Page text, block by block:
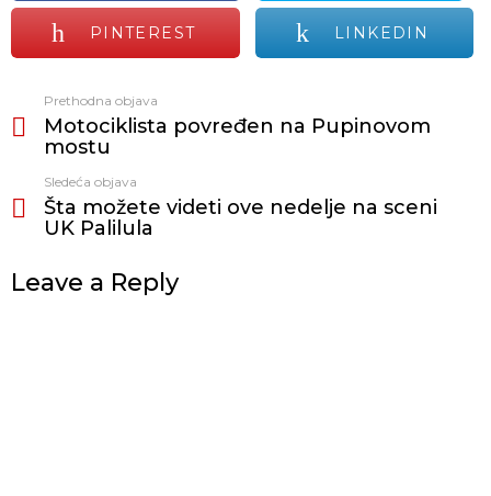
PINTEREST LINKEDIN
još
Prethodna objava
Motociklista povređen na Pupinovom
mostu
Sledeća objava
Šta možete videti ove nedelje na sceni
UK Palilula
Leave a Reply